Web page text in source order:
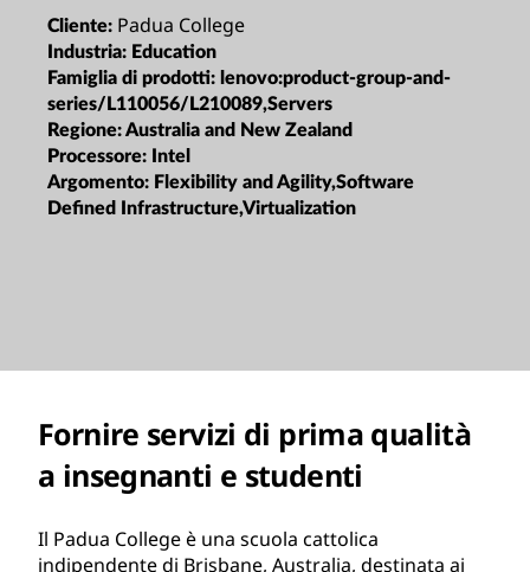
Cliente: Padua College
Industria: Education
Famiglia di prodotti: lenovo:product-group-and-
series/L110056/L210089,Servers
Regione:Australia and New Zealand
Processore: Intel
Argomento: Flexibility and Agility,Software
Defined Infrastructure,Virtualization
Fornire servizi di prima qualità
a insegnanti e studenti
Il Padua College è una scuola cattolica
indipendente di Brisbane, Australia, destinata ai